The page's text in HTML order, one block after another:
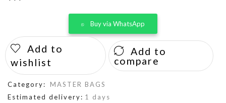
Buy via WhatsApp
Add to
wishlist
Add to
compare
Category:
MASTER BAGS
Estimated delivery: 1 days